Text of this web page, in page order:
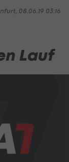
08.06.19 03:16
Lauf